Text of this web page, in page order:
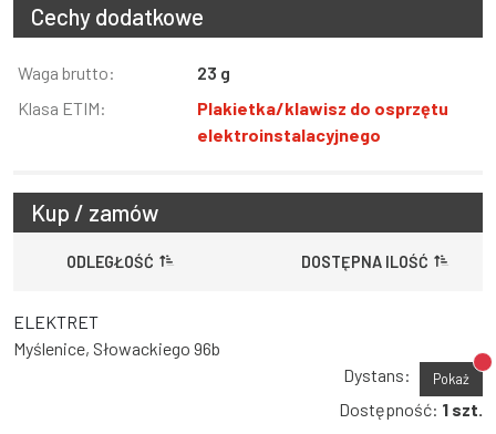
Cechy dodatkowe
Informacja
Wartość
Waga brutto:
23 g
Klasa ETIM:
Plakietka/klawisz do osprzętu
elektroinstalacyjnego
Kup / zamów
ODLEGŁOŚĆ DOSTĘPNA ILOŚĆ
ELEKTRET
Myślenice, Słowackiego 96b
Dystans:
Pokaż
Dostępność: 1 szt.